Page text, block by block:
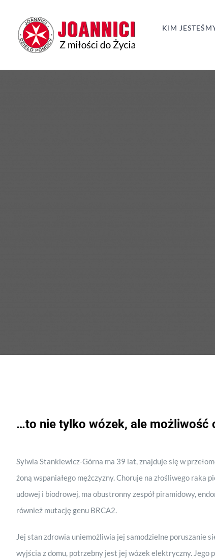
zawartości
KIM
…to nie tylko wózek, ale możliwość
Sylwia Stankiewicz-Górna ma 39 lat, znajduje się w
żoną wspaniałego mężczyzny. Choruje na złośliwego raka
udowej i biodrowej, ma obustronny zespół piramidowy,
również mutację genu BRCA2.
Jej stan zdrowia uniemożliwia jej samodzielne poruszanie
wyjścia z domu, potrzebny jest jej wózek elektryczny. Jego